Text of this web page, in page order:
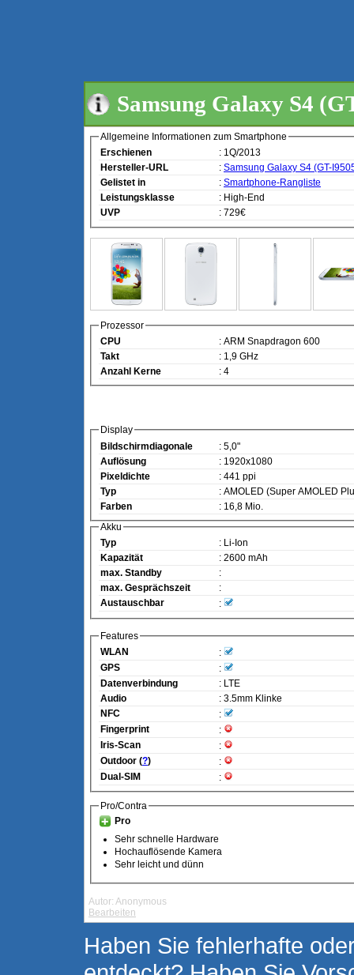
Samsung Galaxy S4
Allgemeine Informationen zum Smartphone
Erschienen
: 1Q/2013
Hersteller-URL
: Samsung Galaxy S4 (GT-
Gelistet in
: Smartphone-Rangliste
Leistungsklasse
: High-End
UVP
: 729€
Prozessor
CPU
: ARM Snapdragon 600
Takt
: 1,9 GHz
Anzahl Kerne
: 4
Display
Bildschirmdiagonale
: 5,0"
Auflösung
: 1920x1080
Pixeldichte
: 441 ppi
Typ
: AMOLED (Super AMOLED
Farben
: 16,8 Mio.
Akku
Typ
: Li-Ion
Kapazität
: 2600 mAh
max. Standby
:
max. Gesprächszeit
:
Austauschbar
:
Features
WLAN
:
GPS
:
Datenverbindung
: LTE
Audio
: 3.5mm Klinke
NFC
:
Fingerprint
:
Iris-Scan
:
Outdoor (?)
:
Dual-SIM
:
Pro/Contra
Pro
Sehr schnelle Hardware
Hochauflösende Kamera
Sehr leicht und dünn
Autor: Anonymous
Bearbeiten
Haben Sie fehlerhafte